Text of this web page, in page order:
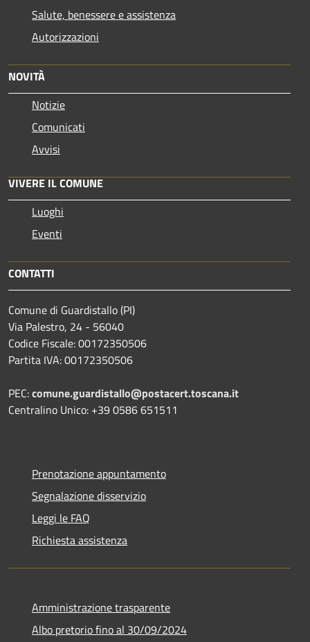
Salute, benessere e assistenza
Autorizzazioni
NOVITÀ
Notizie
Comunicati
Avvisi
VIVERE IL COMUNE
Luoghi
Eventi
CONTATTI
Comune di Guardistallo (PI)
Via Palestro, 24 - 56040
Codice Fiscale: 00172350506
Partita IVA: 00172350506
PEC:comune.guardistallo@postacert.toscana.it
Centralino Unico: +39 0586 651511
Prenotazione appuntamento
Segnalazione disservizio
Leggi le FAQ
Richiesta assistenza
Amministrazione trasparente
Albo pretorio fino al 30/09/2024